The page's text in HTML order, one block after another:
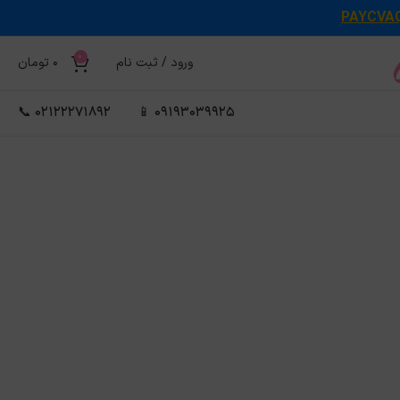
ورود / ثبت نام 0
0 تومان
09193039925 📱
02122271892 📞